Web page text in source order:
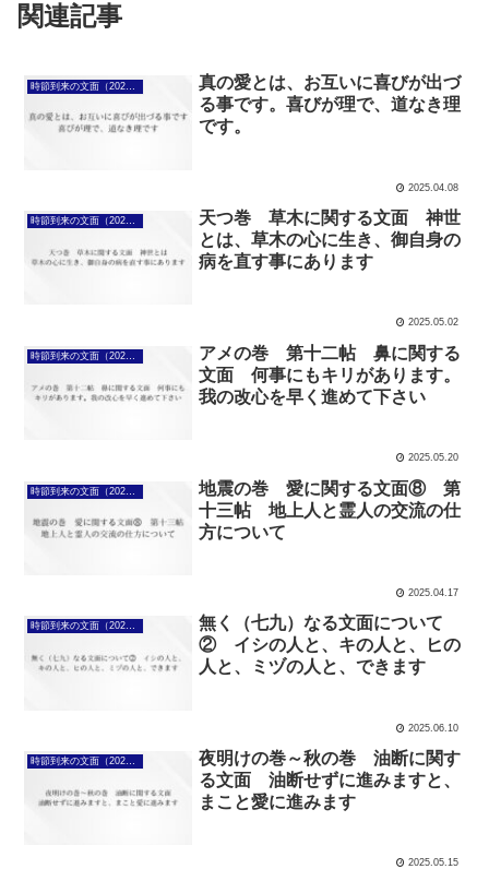
関連記事
真の愛とは、お互いに喜びが出づ
る事です。喜びが理で、道なき理
です。
2025.04.08
時節到来の文面（2025年4月7日～）
天つ巻 草木に関する文面 神世
とは、草木の心に生き、御自身の
病を直す事にあります
2025.05.02
時節到来の文面（2025年4月7日～）
アメの巻 第十二帖 鼻に関する
文面 何事にもキリがあります。
我の改心を早く進めて下さい
2025.05.20
地震の巻 愛に関する文面⑧ 第
十三帖 地上人と霊人の交流の仕
方について
2025.04.17
時節到来の文面（2025年4月7日～）
無く（七九）なる文面について
② イシの人と、キの人と、ヒの
人と、ミヅの人と、できます
2025.06.10
時節到来の文面（2025年4月7日～）
夜明けの巻～秋の巻 油断に関す
る文面 油断せずに進みますと、
まこと愛に進みます
2025.05.15